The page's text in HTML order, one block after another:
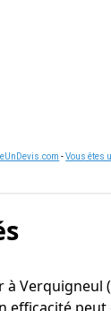
-Vous êtes
Verquigneul